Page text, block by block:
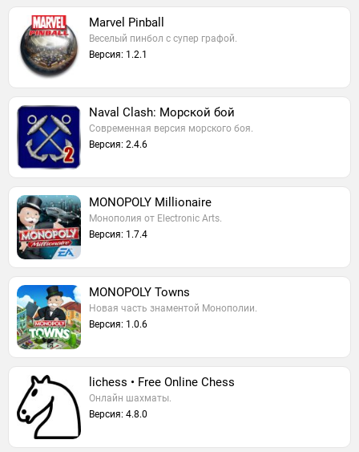
Marvel Pinball
Веселый пинбол с супер графой.
Версия: 1.2.1
Naval Clash: Морской бой
Современная версия морского боя.
Версия: 2.4.6
MONOPOLY Millionaire
Монополия от Electronic Arts.
Версия: 1.7.4
MONOPOLY Towns
Новая часть знаментой Монополии.
Версия: 1.0.6
lichess • Free Online Chess
Онлайн шахматы.
Версия: 4.8.0